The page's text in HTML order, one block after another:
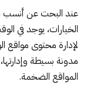
عند البحث عن أنسب
لإدارة محتوى
مدونة بسيطة
المواقع الضخمة.